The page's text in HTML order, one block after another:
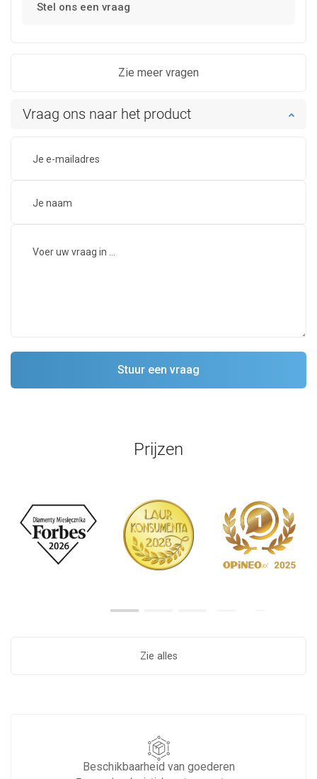
Stel ons een vraag
Zie meer vragen
Vraag ons naar het product
Prijzen
Zie alles
Beschikbaarheid van goederen